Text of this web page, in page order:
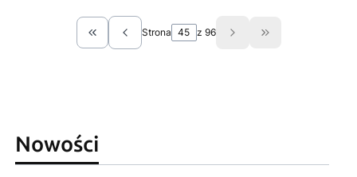
Wróć do pierwszej strony z produktami
Strona z 96 Przejdź do
Nowości